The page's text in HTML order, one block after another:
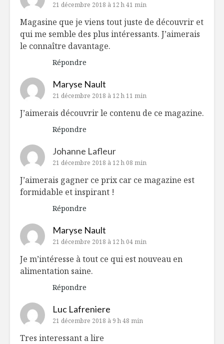
21 décembre 2018 à 12 h 41 min
Magasine que je viens tout juste de découvrir et
qui me semble des plus intéressants. J’aimerais
le connaître davantage.
Répondre
Maryse Nault
21 décembre 2018 à 12 h 11 min
J’aimerais découvrir le contenu de ce magazine.
Répondre
Johanne Lafleur
21 décembre 2018 à 12 h 08 min
J’aimerais gagner ce prix car ce magazine est
formidable et inspirant !
Répondre
Maryse Nault
21 décembre 2018 à 12 h 04 min
Je m’intéresse à tout ce qui est nouveau en
alimentation saine.
Répondre
Luc Lafreniere
21 décembre 2018 à 9 h 48 min
Tres interessant a lire